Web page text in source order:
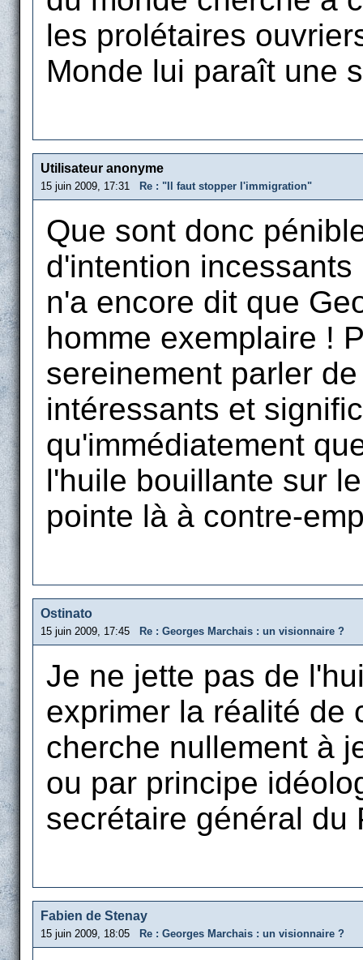
les prolétaires
Monde lui paraît une
Utilisateur anonyme
15 juin 2009, 17:31 Re : "Il faut stopper l'immigration"
Que sont donc
d'intention
n'a encore dit que
homme exemplaire !
sereinement parler
intéressants et
qu'immédiatement
l'huile bouillante sur
pointe là à contre-
Ostinato
15 juin 2009, 17:45 Re : Georges Marchais : un visionnaire ?
Je ne jette pas de
exprimer la réalité de
cherche nullement à
ou par principe
secrétaire général du
Fabien de Stenay
15 juin 2009, 18:05 Re : Georges Marchais : un visionnaire ?